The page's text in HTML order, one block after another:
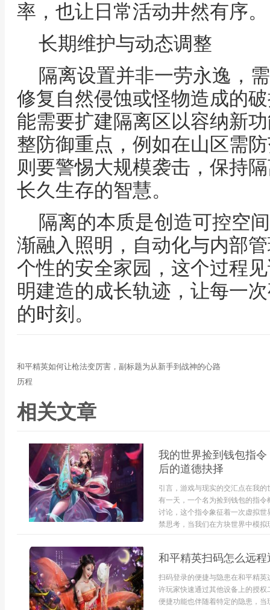
率，也让日常活动井然有序。
长期维护与动态调整
隔离设置并非一劳永逸，
修复自然侵蚀或怪物造成的
能需要扩建隔离区以容纳新
整防御重点，例如在山区需
则要警惕大规模袭击，保持
长久生存的智慧。
隔离的本质是创造可控空
渐融入照明，自动化与内部
个性的安全家园，这个过程
明建造的成长轨迹，让每一
的时刻。
和平精英如何让枪法变厉害，副标题为从新手到战神的心路
历程
相关文章
我的世界捡到钱包指
后的道德抉择
引言，游戏与现实的交汇点在我
有一天，一个名为捡到钱包的指
讨论，这个指令象征着一次虚拟
禁思考，当我们在方块世界中模
和平精英扫码怎么远
扫码登录的便捷与隐患在和平精
许玩家快速通过其他设备上的授
便捷功能也伴随着特定的隐患，